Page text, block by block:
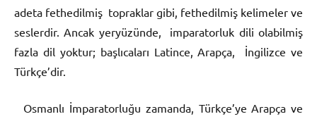
adeta fethedilmiş topraklar gibi, fethedilmiş kelimeler ve
seslerdir. Ancak yeryüzünde, imparatorluk dili olabilmiş
fazla dil yoktur; başlıcaları Latince, Arapça, İngilizce ve
Türkçe’dir.
Osmanlı İmparatorluğu zamanda, Türkçe’ye Arapça ve